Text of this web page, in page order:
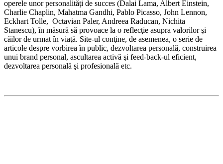
operele unor personalităţi de succes (Dalai Lama, Albert Einstein,
Charlie Chaplin, Mahatma Gandhi, Pablo Picasso, John Lennon,
Eckhart Tolle, Octavian Paler, Andreea Raducan, Nichita
Stanescu), în măsură să provoace la o reflecţie asupra valorilor şi
căilor de urmat în viaţă. Site-ul conţine, de asemenea, o serie de
articole despre vorbirea în public, dezvoltarea personală, construirea
unui brand personal, ascultarea activă şi feed-back-ul eficient,
dezvoltarea personală şi profesională etc.